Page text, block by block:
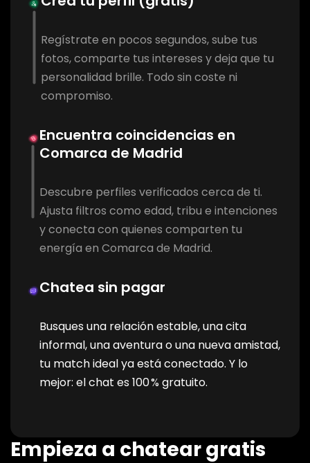
Regístrate en pocos segundos, sube tus
fotos, comparte tus intereses y deja que tu
personalidad brille. Todo sin coste ni
compromiso.
Encuentra coincidencias en
Comarca de Madrid
Descubre perfiles verificados cerca de ti.
Ajusta filtros como edad, tribu e intenciones
y conecta con quienes comparten tu
energía en Comarca de Madrid.
Chatea sin pagar
Busques una relación estable, una cita
informal, una aventura o una nueva amistad,
tu match ideal ya está conectado. Y lo
mejor: el chat es 100 % gratuito.
Empieza a chatear gratis